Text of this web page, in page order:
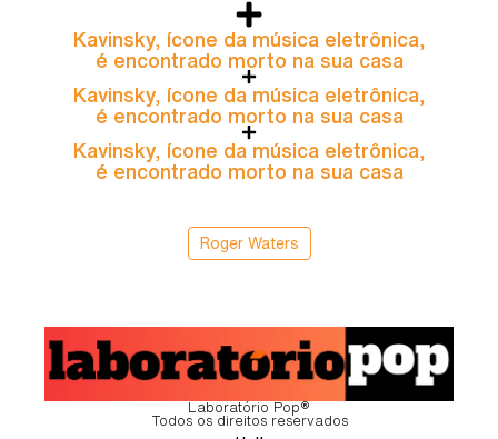
Kavinsky, ícone da música eletrônica,
é encontrado morto na sua casa
Kavinsky, ícone da música eletrônica,
é encontrado morto na sua casa
Kavinsky, ícone da música eletrônica,
é encontrado morto na sua casa
Roger Waters
Laboratório Pop®
Todos os direitos reservados